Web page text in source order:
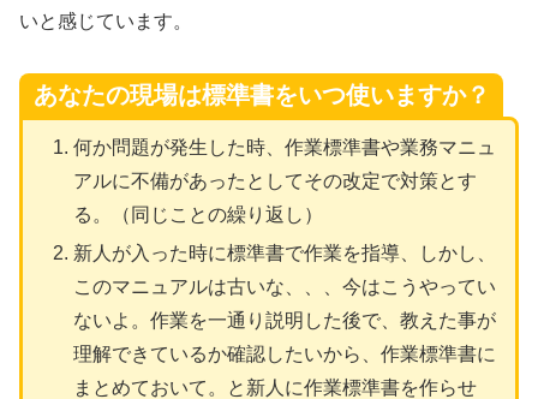
いと感じています。
あなたの現場は標準書をいつ使いますか？
何か問題が発生した時、作業標準書や業務マニュ
アルに不備があったとしてその改定で対策とす
る。（同じことの繰り返し）
新人が入った時に標準書で作業を指導、しかし、
このマニュアルは古いな、、、今はこうやってい
ないよ。作業を一通り説明した後で、教えた事が
理解できているか確認したいから、作業標準書に
まとめておいて。と新人に作業標準書を作らせ